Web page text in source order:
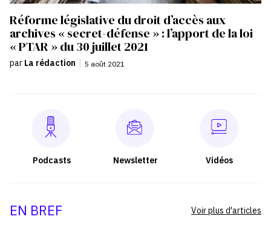
Réforme législative du droit d’accès aux
archives « secret-défense » : l’apport de la loi
« PTAR » du 30 juillet 2021
par La rédaction | 5 août 2021
Podcasts Newsletter Vidéos
EN BREF Voir plus d'articles